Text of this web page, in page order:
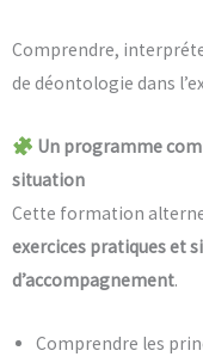
Comprendre,
de déontologie dans
Un programme
situation
Cette formation
exercices pratiques et
d’accompagnement.
Comprendre les